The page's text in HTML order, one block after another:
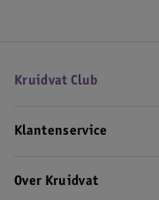
Kruidvat Club
Klantenservice
Over Kruidvat